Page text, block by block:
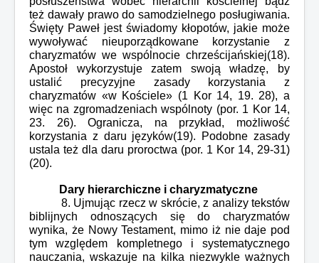
też dawały prawo do samodzielnego posługiwania.
Święty Paweł jest świadomy kłopotów, jakie może
wywoływać nieuporządkowane korzystanie z
charyzmatów we wspólnocie chrześcijańskiej(18).
Apostoł wykorzystuje zatem swoją władzę, by
ustalić precyzyjne zasady korzystania z
charyzmatów «w Kościele» (1 Kor 14, 19. 28), a
więc na zgromadzeniach wspólnoty (por. 1 Kor 14,
23. 26). Ogranicza, na przykład, możliwość
korzystania z daru języków(19). Podobne zasady
ustala też dla daru proroctwa (por. 1 Kor 14, 29-31)
(20).
Dary hierarchiczne i charyzmatyczne
8. Ujmując rzecz w skrócie, z analizy tekstów
biblijnych odnoszących się do charyzmatów
wynika, że Nowy Testament, mimo iż nie daje pod
tym względem kompletnego i systematycznego
nauczania, wskazuje na kilka niezwykle ważnych